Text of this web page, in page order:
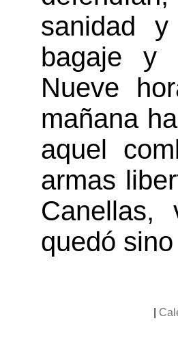
sanidad
bagaje y
Nueve
mañana
aquel
armas
Canellas,
quedó